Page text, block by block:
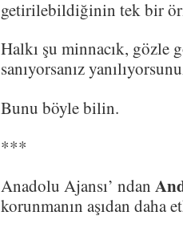
getirilebildiğinin tek bir
Halkı şu minnacık, gözle
sanıyorsanız
Bunu böyle bilin.
***
Anadolu Ajansı’ ndan
korunmanın aşıdan daha